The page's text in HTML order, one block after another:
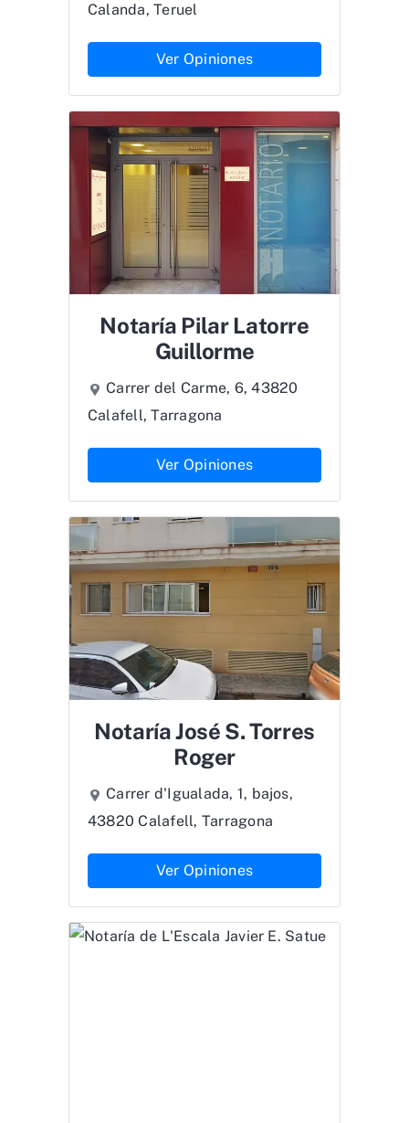
Calanda, Teruel
Ver Opiniones
Notaría Pilar Latorre
Guillorme
Carrer del Carme, 6, 43820
Calafell, Tarragona
Ver Opiniones
Notaría José S. Torres
Roger
Carrer d'Igualada, 1, bajos,
43820 Calafell, Tarragona
Ver Opiniones